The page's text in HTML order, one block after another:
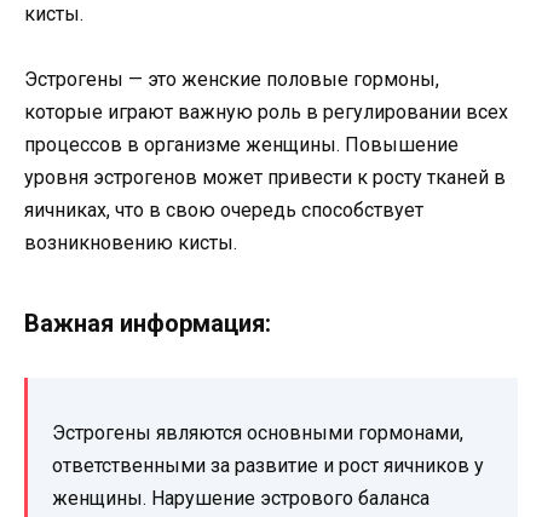
кисты.
Эстрогены — это женские половые гормоны,
которые играют важную роль в регулировании всех
процессов в организме женщины. Повышение
уровня эстрогенов может привести к росту тканей в
яичниках, что в свою очередь способствует
возникновению кисты.
Важная информация:
Эстрогены являются основными гормонами,
ответственными за развитие и рост яичников у
женщины. Нарушение эстрового баланса